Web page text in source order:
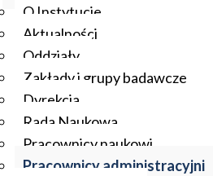
O Instytucie
Aktualności
Oddziały
Zakłady i grupy badawcze
Dyrekcja
Rada Naukowa
Pracownicy naukowi
Pracownicy administracyjni